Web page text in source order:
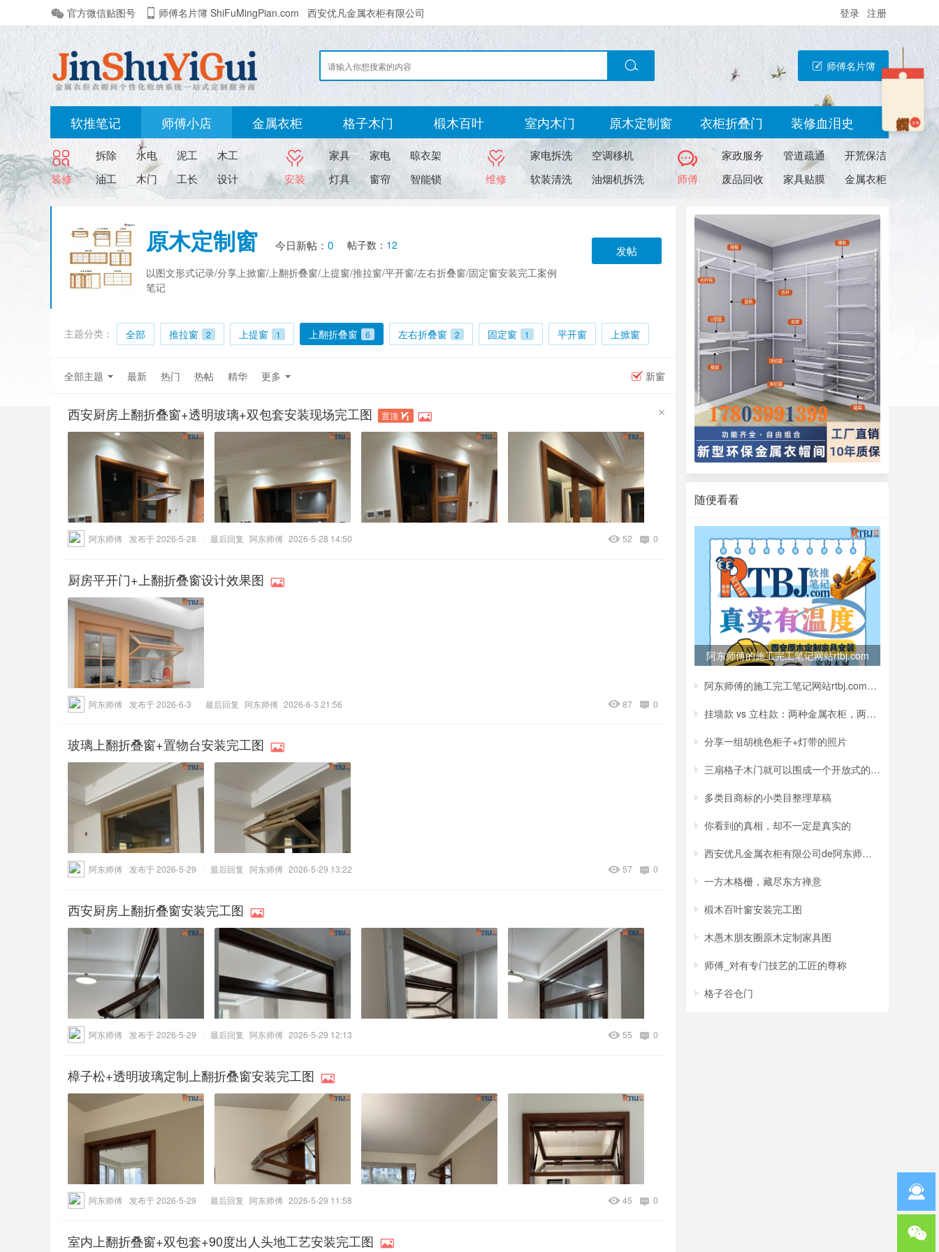
官方微信贴图号 师傅名片簿 ShiFuMingPian.com 西安优凡金属衣柜有限公司 登录 注册
师傅名片簿
软推笔记 师傅小店 金属衣柜 格子木门 椴木百叶 室内木门 原木定制窗 衣柜折叠门 装修血泪史
装修
拆除 水电 泥工
木工
油工
木门 工长 设计 安装
家具 家电
晾衣架
灯具
窗帘 智能锁 维修
家电拆洗
空调移机
软装清洗
油烟机拆洗 师傅
家政服务 管道疏通
开荒保洁
废品回收
家具贴膜 金属衣柜
金属
原木定制窗 今日新帖： 0 帖子数： 12
以图文形式记录/分享上掀窗/上翻折叠窗/上提窗/推拉窗/平开窗/左右折叠窗/固定窗安装完工案例
笔记
发帖
主题分类： 全部 推拉窗 2 上提窗 1 上翻折叠窗 6 左右折叠窗 2 固定窗 1 平开窗 上掀窗
新窗
全部主题 最新 热门 热帖 精华 更多
西安厨房上翻折叠窗+透明玻璃+双包套安装现场完工图 置顶
阿东师傅 发布于 2026-5-28 最后回复 阿东师傅 2026-5-28 14:50 0
52
厨房平开门+上翻折叠窗设计效果图
阿东师傅 发布于 2026-6-3 最后回复 阿东师傅 2026-6-3 21:56 0
87
玻璃上翻折叠窗+置物台安装完工图
阿东师傅 发布于 2026-5-29 最后回复 阿东师傅 2026-5-29 13:22 0
57
西安厨房上翻折叠窗安装完工图
阿东师傅 发布于 2026-5-29 最后回复 阿东师傅 2026-5-29 12:13 0
55
樟子松+透明玻璃定制上翻折叠窗安装完工图
阿东师傅 发布于 2026-5-29 最后回复 阿东师傅 2026-5-29 11:58 0
45
室内上翻折叠窗+双包套+90度出人头地工艺安装完工图
随便看看
阿东师傅的施工完工笔记网站rtbj.com
阿东师傅的施工完工笔记网站rtbj.com海报
挂墙款 vs 立柱款：两种金属衣柜，两种截然
分享一组胡桃色柜子+灯带的照片
三扇格子木门就可以围成一个开放式的小房间
多类目商标的小类目整理草稿
你看到的真相，却不一定是真实的
西安优凡金属衣柜有限公司de阿东师傅手把手
一方木格栅，藏尽东方禅意
椴木百叶窗安装完工图
木愚木朋友圈原木定制家具图
师傅_对有专门技艺的工匠的尊称
格子谷仓门